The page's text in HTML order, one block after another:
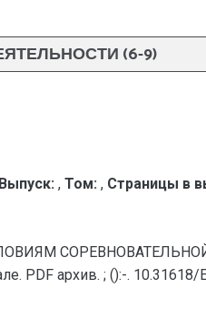
(6-9)
Выпуск: , Том: , Страницы в
PDF архив. ; ():-. 10.31618/